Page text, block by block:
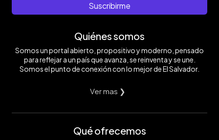
Suscribirme
Quiénes somos
Somos un portal abierto, propositivo y moderno, pensado
para reflejar a un país que avanza, se reinventa y se une.
Somos el punto de conexión con lo mejor de El Salvador.
Ver mas ❯
Qué ofrecemos